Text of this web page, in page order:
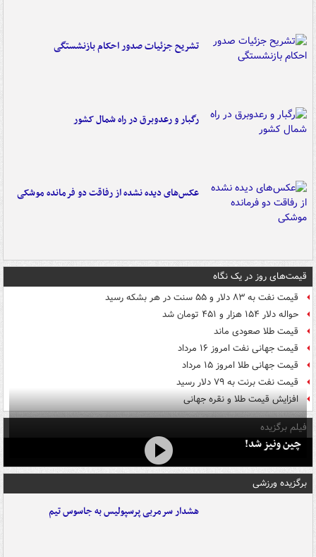
تشریح جزئیات صدور احکام بازنشستگی
رگبار و رعدوبرق در راه شمال کشور
عکس‌های دیده نشده از رفاقت دو فرمانده‌ موشکی
قیمت‌های روز در یک نگاه
قیمت نفت به ۸۳ دلار و ۵۵ سنت در هر بشکه رسید
حواله دلار ۱۵۴ هزار و ۴۵۱ تومان شد
قیمت طلا صعودی ماند
قیمت جهانی نفت امروز ۱۶ مرداد
قیمت جهانی طلا امروز ۱۵ مرداد
قیمت نفت برنت به ۷۹ دلار رسید
افزایش قیمت طلا و نقره جهانی
فیلم برگزیده
چین ونیز شد!
برگزیده ورزشی
هشدار سرمربی پرسپولیس به جاسوس تیم